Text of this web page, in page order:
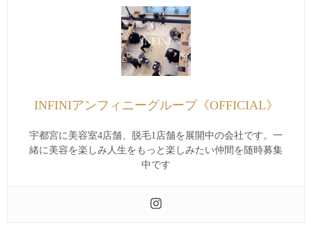
INFINIアンフィニーグループ《OFFICIAL》
宇都宮に美容室4店舗、脱毛1店舗を展開中の会社です。一
緒に美容を楽しみ人生をもっと楽しみたい仲間を随時募集
中です